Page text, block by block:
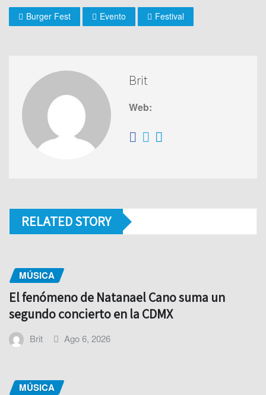
Burger Fest Evento Festival
Brit
Web:
RELATED STORY
MÚSICA
El fenómeno de Natanael Cano suma un
segundo concierto en la CDMX
Brit Ago 6, 2026
MÚSICA